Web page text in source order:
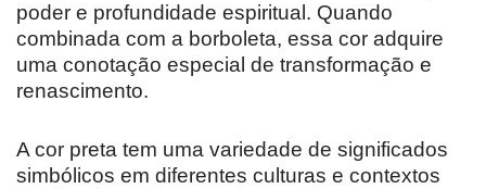
poder e profundidade espiritual. Quando
combinada com a borboleta, essa cor adquire
uma conotação especial de transformação e
renascimento.
A cor preta tem uma variedade de significados
simbólicos em diferentes culturas e contextos